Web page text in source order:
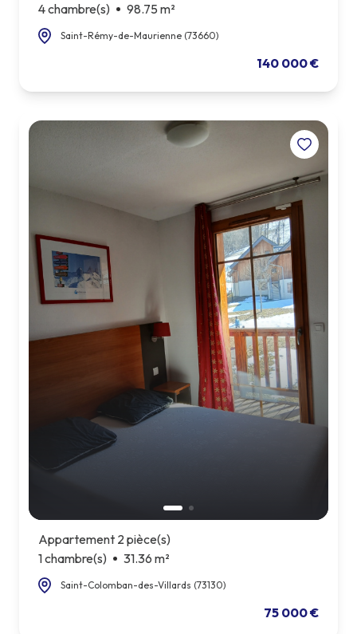
4 chambre(s)
98.75 m²
Saint-Rémy-de-Maurienne (73660)
140 000 €
Appartement 2 pièce(s)
1 chambre(s)
31.36 m²
Saint-Colomban-des-Villards (73130)
75 000 €